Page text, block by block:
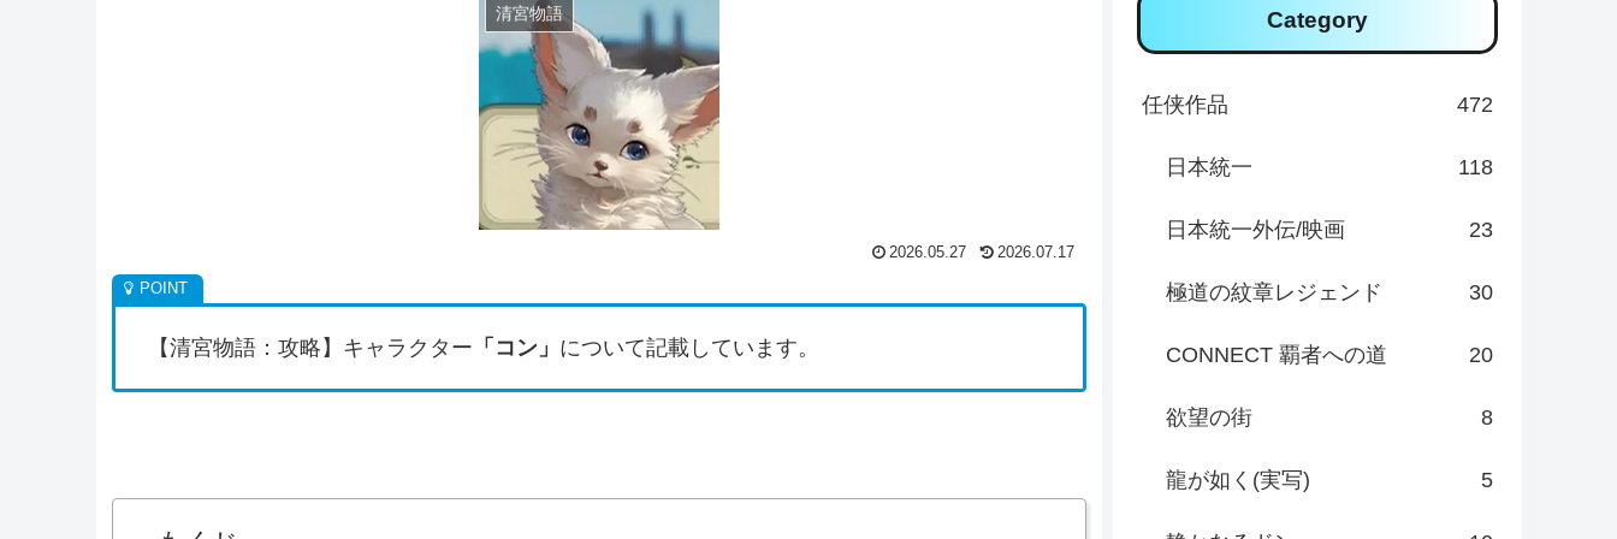
清宮物語
2026.05.27 2026.07.17
【清宮物語：攻略】キャラクター 「コン」 について記載しています。
Category
任侠作品 472
日本統一 118
日本統一外伝/映画 23
極道の紋章レジェンド 30
CONNECT 覇者への道 20
欲望の街 8
龍が如く(実写) 5